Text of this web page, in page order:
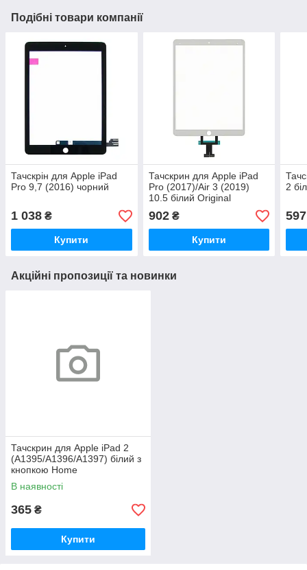
Подібні товари компанії
Тачскрін для Apple iPad
Pro 9,7 (2016) чорний
1 038 ₴
Купити
Тачскрин для Apple iPad
Pro (2017)/Air 3 (2019)
10.5 білий Original
902₴
Купити
2
597
Акційні пропозиції та новинки
Тачскрин для Apple iPad 2
(A1395/A1396/A1397) білий з
кнопкою Home
В наявності
365 ₴
Купити